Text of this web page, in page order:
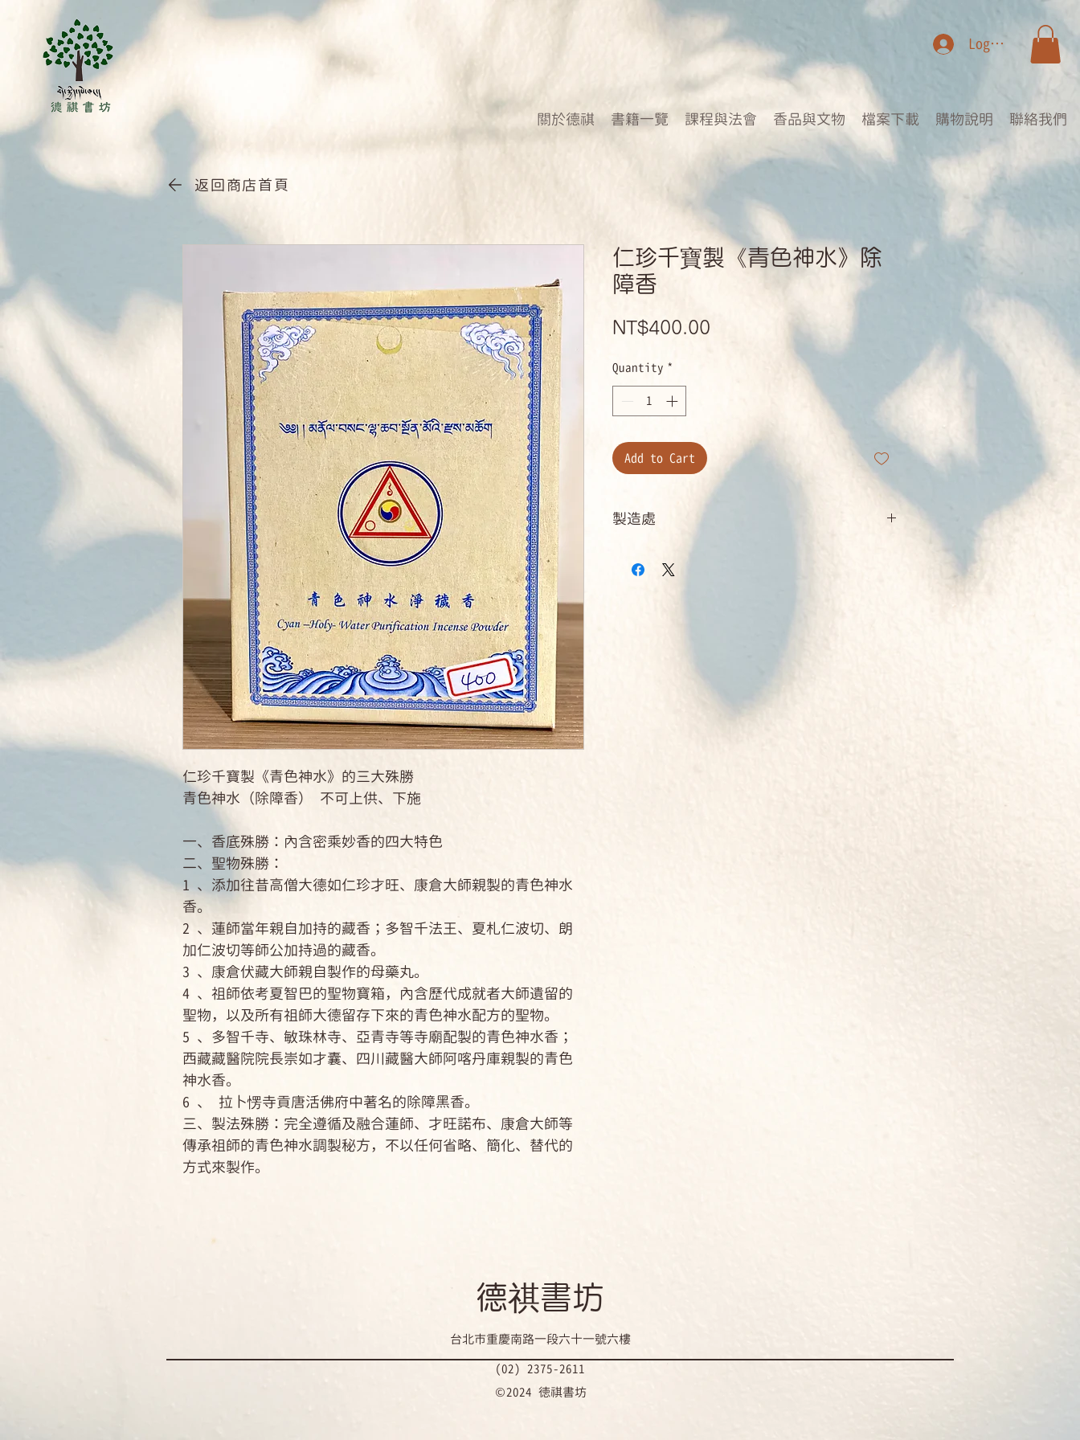
Log In
關於德祺 書籍一覽 課程與法會 香品與文物 檔案下載 購物說明 聯絡我們
返回商店首頁
仁珍千寶製《青色神水》的三大殊勝
青色神水（除障香） 不可上供、下施
一、香底殊勝：內含密乘妙香的四大特色
二、聖物殊勝：
1 、添加往昔高僧大德如仁珍才旺、康倉大師親製的青色神水
香。
2 、蓮師當年親自加持的藏香；多智千法王、夏札仁波切、朗
加仁波切等師公加持過的藏香。
3 、康倉伏藏大師親自製作的母藥丸。
4 、祖師依考夏智巴的聖物寶箱，內含歷代成就者大師遺留的
聖物，以及所有祖師大德留存下來的青色神水配方的聖物。
5 、多智千寺、敏珠林寺、亞青寺等寺廟配製的青色神水香；
西藏藏醫院院長崇如才囊、四川藏醫大師阿喀丹庫親製的青色
神水香。
6 、 拉卜愣寺貢唐活佛府中著名的除障黑香。
三、製法殊勝：完全遵循及融合蓮師、才旺諾布、康倉大師等
傳承祖師的青色神水調製秘方，不以任何省略、簡化、替代的
方式來製作。
仁珍千寶製《青色神水》除
障香
NT$400.00
Quantity *
Add to Cart
製造處
chenpo.org/index2.html
​德祺書坊
台北市重慶南路一段六十一號六樓
(02) 2375-2611
©2024 徳祺書坊